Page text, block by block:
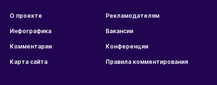
О проекте Рекламодателям
Инфографика Вакансии
Комментарии Конференции
Карта сайта Правила комментирования